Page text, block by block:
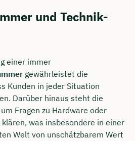
und Technik-
einer immer
gewährleistet die
Kunden in jeder Situation
Darüber hinaus steht die
Fragen zu Hardware oder
was insbesondere in einer
Welt von unschätzbarem Wert